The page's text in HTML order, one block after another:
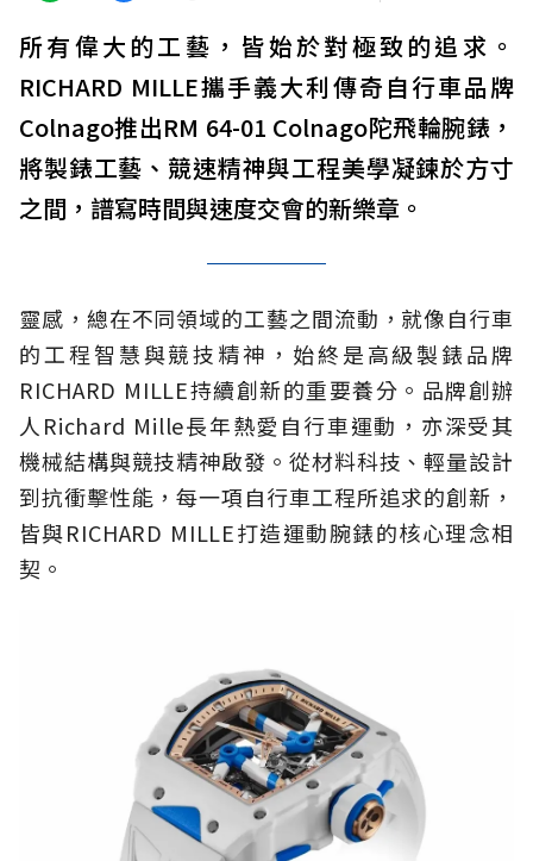
所有偉大的工藝，皆始於對極致的追求。
RICHARD MILLE攜手義大利傳奇自行車品牌
Colnago推出RM 64-01 Colnago陀飛輪腕錶，
將製錶工藝、競速精神與工程美學凝鍊於方寸
之間，譜寫時間與速度交會的新樂章。
靈感，總在不同領域的工藝之間流動，就像自行車
的工程智慧與競技精神，始終是高級製錶品牌
RICHARD MILLE持續創新的重要養分。品牌創辦
人Richard Mille長年熱愛自行車運動，亦深受其
機械結構與競技精神啟發。從材料科技、輕量設計
到抗衝擊性能，每一項自行車工程所追求的創新，
皆與RICHARD MILLE打造運動腕錶的核心理念相
契。